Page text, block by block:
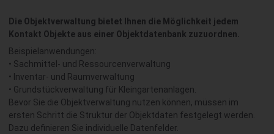
Die Objektverwaltung bietet Ihnen die Möglichkeit jedem
Kontakt Objekte aus einer Objektdatenbank zuzuordnen.
Beispielanwendungen:
• Sachmittel- und Ressourcenverwaltung
• Inventar- und Raumverwaltung
• Grundstückverwaltung für Kleingartenanlagen.
Bevor Sie die Objektverwaltung nutzen können, müssen im
ersten Schritt die Struktur der Objektdaten festgelegt werden.
Dazu definieren Sie individuelle Datenfelder.